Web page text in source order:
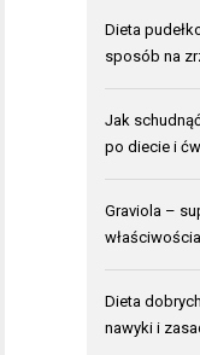
Dieta
sposób na
Jak
po diecie i
Graviola –
Dieta
nawyki i